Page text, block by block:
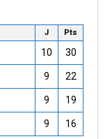
J Pts
10 30
9 22
9 19
9 16